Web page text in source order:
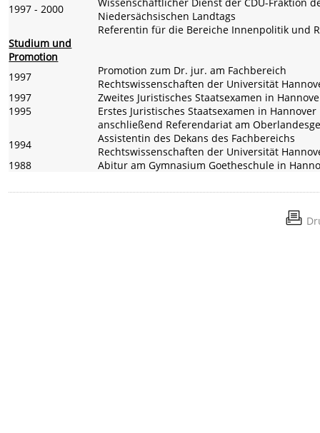
1997 - 2000
Niedersächsischen Landtags
Referentin für die Bereiche Innenpolitik und
Studium und
Promotion
1997
Promotion zum Dr. jur. am Fachbereich
Rechtswissenschaften der Universität
1997
Zweites Juristisches Staatsexamen in
1995
Erstes Juristisches Staatsexamen in Hannover
anschließend Referendariat am
1994
Assistentin des Dekans des Fachbereichs
Rechtswissenschaften der Universität
1988
Abitur am Gymnasium Goetheschule in